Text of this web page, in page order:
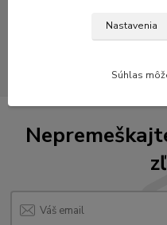
Vyšívané nášivky
Nastavenia
Súhlas